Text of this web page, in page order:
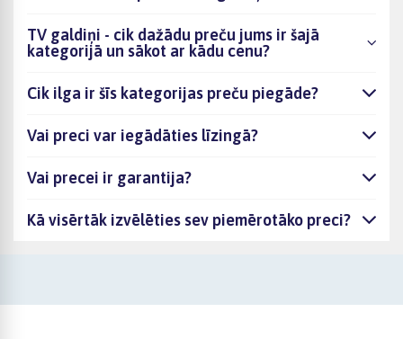
TV galdiņi - cik dažādu preču jums ir šajā
kategorijā un sākot ar kādu cenu?
Cik ilga ir šīs kategorijas preču piegāde?
Vai preci var iegādāties līzingā?
Vai precei ir garantija?
Kā visērtāk izvēlēties sev piemērotāko preci?